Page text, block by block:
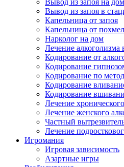
Вывод из запоя на
Вывод из запоя в
Капельница от запоя
Капельница от
Нарколог на дом
Лечение алкоголизма
Кодирование от
Кодирование
Кодирование по
Кодирование
Кодирование
Лечение
Лечение женского
Частный
Лечение
Игромания
Игровая зависимость
Азартные игры